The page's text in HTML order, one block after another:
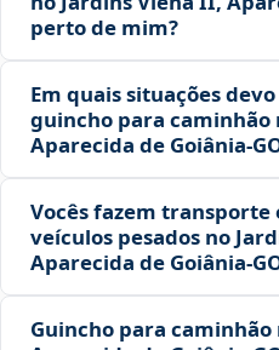
perto de mim?
Em quais situações
guincho para caminhão
Aparecida de
Vocês fazem transporte
veículos pesados no
Aparecida de
Guincho para caminhão